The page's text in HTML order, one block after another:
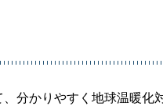
分かりやすく地球温暖化